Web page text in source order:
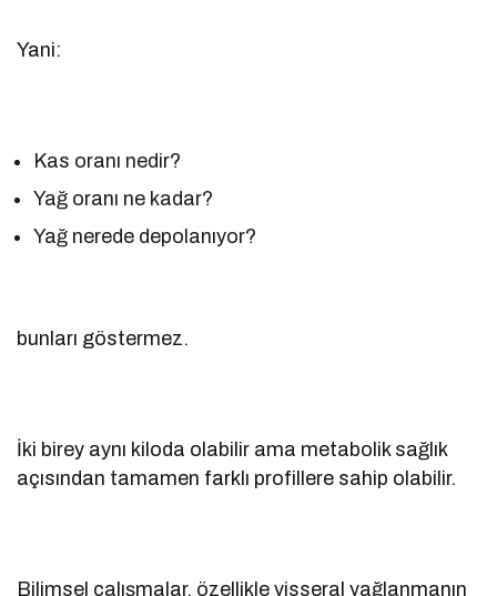
Yani:
Kas oranı nedir?
Yağ oranı ne kadar?
Yağ nerede depolanıyor?
bunları göstermez.
İki birey aynı kiloda olabilir ama metabolik sağlık
açısından tamamen farklı profillere sahip olabilir.
Bilimsel çalışmalar, özellikle visseral yağlanmanın